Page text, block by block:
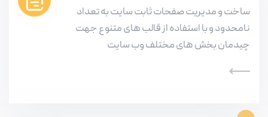
ساخت و مدیریت صفحات ثابت سایت به تعداد
نامحدود و با استفاده از قالب های متنوع جهت
چیدمان بخش های مختلف وب سایت